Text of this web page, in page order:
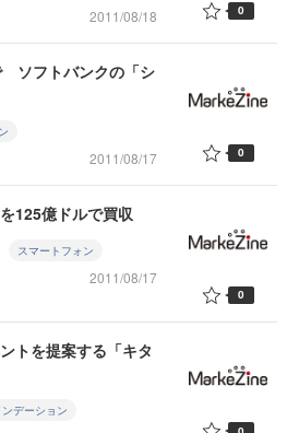
2011/08/18 0
ソフトバンクの「シ
2011/08/17 0
125億ドルで買収
スマートフォン
2011/08/17
0
トを提案する「キタ
デーション